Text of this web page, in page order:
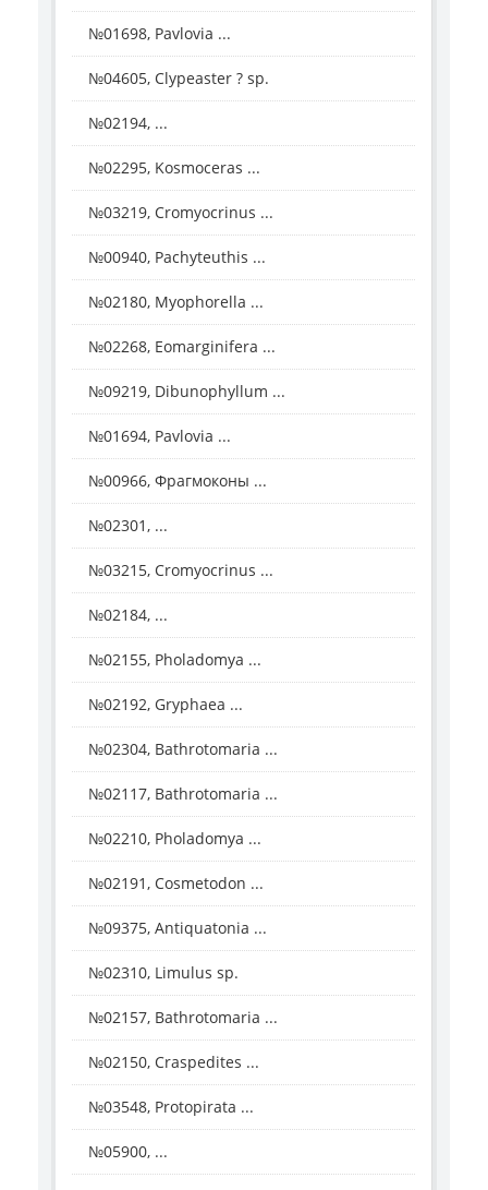
№01698, Pavlovia ...
№04605, Clypeaster ? sp.
№02194, ...
№02295, Kosmoceras ...
№03219, Cromyocrinus ...
№00940, Pachyteuthis ...
№02180, Myophorella ...
№02268, Eomarginifera ...
№09219, Dibunophyllum ...
№01694, Pavlovia ...
№00966, Фрагмоконы ...
№02301, ...
№03215, Cromyocrinus ...
№02184, ...
№02155, Pholadomya ...
№02192, Gryphaea ...
№02304, Bathrotomaria ...
№02117, Bathrotomaria ...
№02210, Pholadomya ...
№02191, Cosmetodon ...
№09375, Antiquatonia ...
№02310, Limulus sp.
№02157, Bathrotomaria ...
№02150, Craspedites ...
№03548, Protopirata ...
№05900, ...